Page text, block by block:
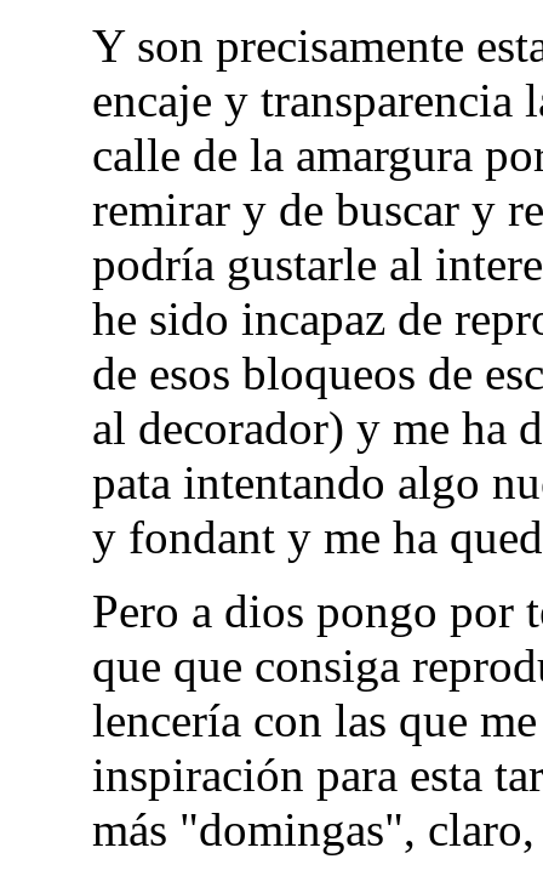
Y son precisamente
encaje y transparencia
calle de la amargura
remirar y de buscar y
podría gustarle al
he sido incapaz de
de esos bloqueos de
al decorador) y me ha
pata intentando algo
y fondant y me ha
Pero a dios pongo por
que que consiga
lencería con las que
inspiración para esta
más "domingas",